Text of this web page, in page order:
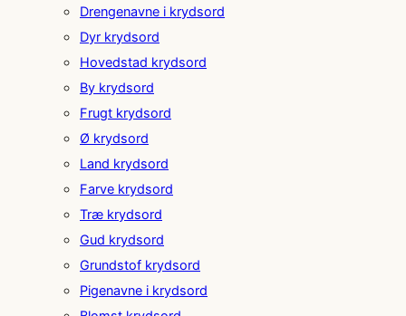
Drengenavne i krydsord
Dyr krydsord
Hovedstad krydsord
By krydsord
Frugt krydsord
Ø krydsord
Land krydsord
Farve krydsord
Træ krydsord
Gud krydsord
Grundstof krydsord
Pigenavne i krydsord